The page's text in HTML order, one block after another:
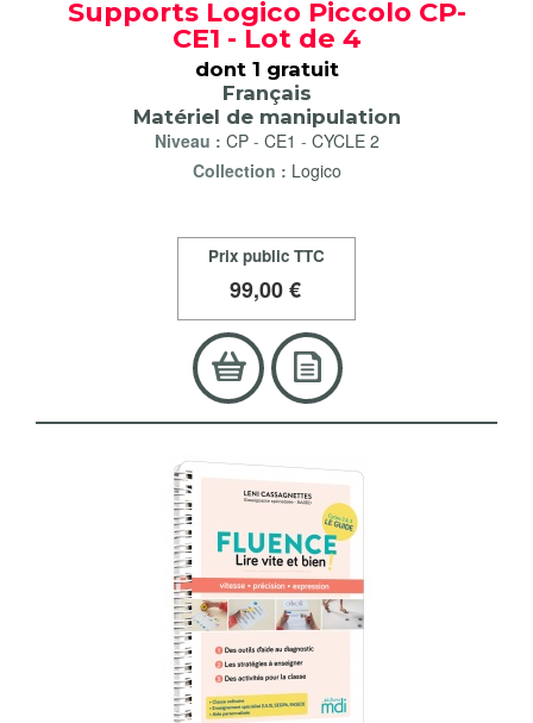
Supports Logico Piccolo CP-
CE1 - Lot de 4
dont 1 gratuit
Français
Matériel de manipulation
Niveau : CP- CE1 - CYCLE 2
Collection : Logico
Prix public TTC
99,00 €